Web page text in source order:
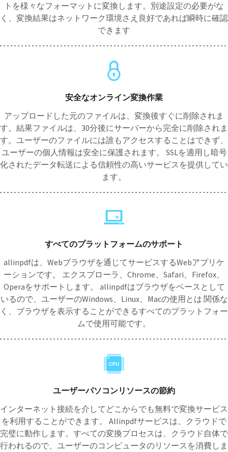
トを様々なフォーマットに変換します。別途設定の必要がな
く、変換結果はネットワーク環境さえ良好であれば瞬時に確認
できます
安全なオンライン変換作業
アップロードした元のファイルは、変換後すぐに削除されま
す。結果ファイルは、30分後にサーバーから完全に削除されま
す。ユーザーのファイルには誰もアクセスすることはできず、
ユーザーの個人情報は安全に保護されます。 SSLを適用し暗号
化されたデータ転送による信頼性の高いサービスを提供してい
ます。
すべてのプラットフォームのサポート
allinpdfは、Webブラウザを通じてサービスするWebアプリケ
ーションです。 エクスプローラ、Chrome、Safari、Firefox、
Operaをサポートします。 allinpdfはブラウザをベースとして
いるので、ユーザーのWindows、Linux、Macの使用とは 関係な
く、ブラウザを表示することができるすべてのプラットフォー
ムで使用可能です。
ユーザーパソコンリソースの節約
インターネット接続を介してどこからでも無料で変換サービス
を利用することができます。 Allinpdfサービスは、クラウドで
完璧に動作します。すべての変換プロセスは、クラウド自体で
行われるので、ユーザーのコンピュータのリソースを消費しま